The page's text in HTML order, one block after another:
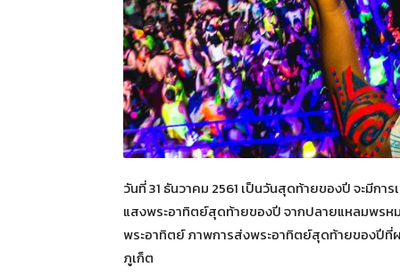
วันที่ 31 ธันวาคม 2561 เป็นวันสุดท้ายของปี จะมีก
แสงพระอาทิตย์สุดท้ายของปี จากปลายแหลมพรห
พระอาทิตย์ ภาพการส่งพระอาทิตย์สุดท้ายของปีที่
ภูเก็ต